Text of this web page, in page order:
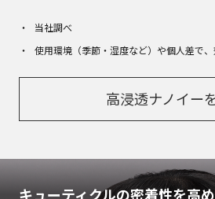
当社調べ
使用環境（季節・湿度など）や個人差で、
高浸透ナノイー
キューティクルの密着性を高